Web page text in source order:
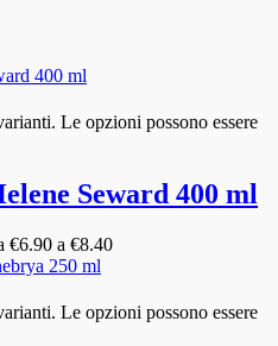
Le opzioni possono essere
Seward 400 ml
€6.90 a €8.40
Le opzioni possono essere